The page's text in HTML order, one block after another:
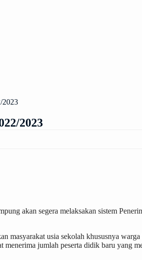
2023
2023
akan segera melaksakan sistem
masyarakat usia sekolah khususnya
jumlah peserta didik baru yang